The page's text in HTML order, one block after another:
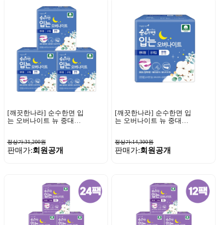
[깨끗한나라] 순수한면 입
는 오버나이트 뉴 중대형
정상가:31,200원
판매가:회원공개
[깨끗한나라] 순수한면 입
는 오버나이트 뉴 중대형
정상가:14,300원
판매가:회원공개